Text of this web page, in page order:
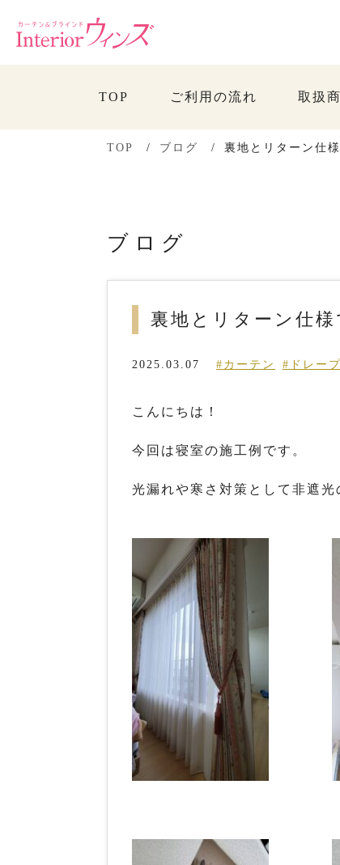
TOP ご利用の流れ 取扱
TOP ブログ 裏地とリターン仕
ブログ
裏地とリターン仕様
2025.03.07 #カーテン #ドレープ
こんにちは！
今回は寝室の施工例です。
光漏れや寒さ対策として非遮